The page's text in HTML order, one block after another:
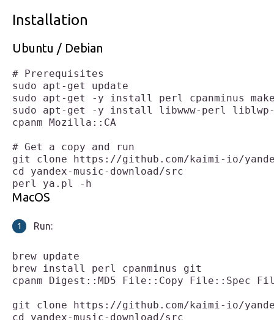
Installation
Ubuntu / Debian
# Prerequisites
sudo apt-get update
sudo apt-get -y install perl cpanminus
sudo apt-get -y install libwww-perl
cpanm Mozilla::CA
# Get a copy and run
git clone https://github.com/kaimi-io/
cd yandex-music-download/src
perl ya.pl -h
MacOS
Run:
brew update
brew install perl cpanminus git
cpanm Digest::MD5 File::Copy File::Spec
git clone https://github.com/kaimi-io/
cd yandex-music-download/src